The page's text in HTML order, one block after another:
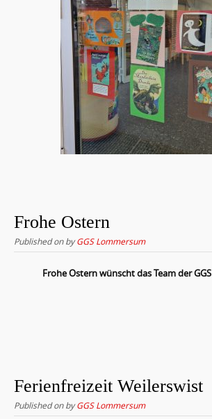
Frohe Ostern
Published onbyGGS Lommersum
Frohe Ostern wünscht das Team der
Ferienfreizeit Weilerswist
Published onbyGGS Lommersum